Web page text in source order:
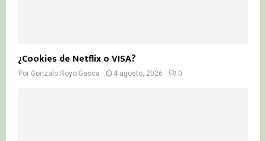
¿Cookies de Netflix o VISA?
Por Gonzalo Royo Gasca 4 agosto, 2026 0